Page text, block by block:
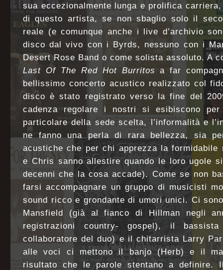
sua eccezionalmente lunga e prolifica
di questo artista, se non sbaglio solo il
reale (e comunque anche i live d’archivio
disco dal vivo con i Byrds, nessuno con i
Desert Rose Band o come solista assoluto. A
Last Of The Red Hot Burritos a far
bellissimo concerto acustico realizzato col
disco è stato registrato verso la fine del
cadenza regolare i nostri si esibiscono per
particolare della sede scelta, l’informalità e
ne fanno una perla di rara bellezza, sia
acustiche che per chi apprezza la formidabile
e Chris sanno allestire quando le loro ugole
decenni che la cosa accade). Come se non
farsi accompagnare un gruppo di musicisti
sound ricco e grondante di umori unici. Ci
Mansfield (già al fianco di Hillman negli
registrazioni country- gospel), il
collaboratore del duo) e il chitarrista Larry
alle voci ci mettono il banjo (Herb) e il
risultato che le parole stentano a definire.